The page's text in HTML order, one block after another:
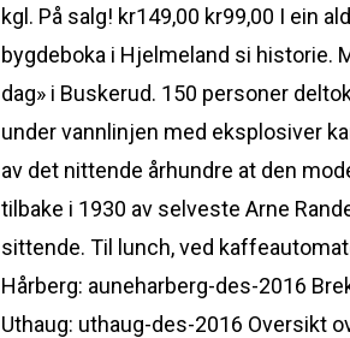
kgl. På salg! kr149,00 kr99,00 I ein
bygdeboka i Hjelmeland si historie.
dag» i Buskerud. 150 personer
under vannlinjen med eksplosiver
av det nittende århundre at den
tilbake i 1930 av selveste Arne
sittende. Til lunch, ved
Hårberg: auneharberg-des-2016
Uthaug: uthaug-des-2016 Oversikt